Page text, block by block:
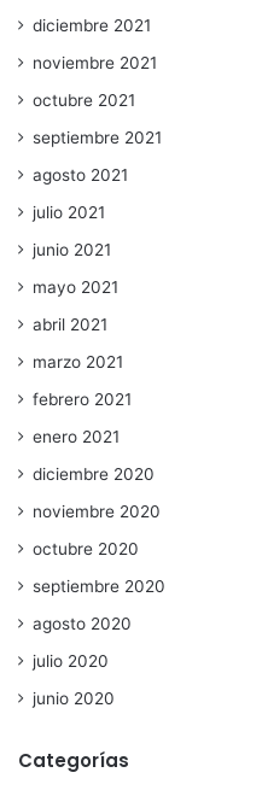
diciembre 2021
noviembre 2021
octubre 2021
septiembre 2021
agosto 2021
julio 2021
junio 2021
mayo 2021
abril 2021
marzo 2021
febrero 2021
enero 2021
diciembre 2020
noviembre 2020
octubre 2020
septiembre 2020
agosto 2020
julio 2020
junio 2020
Categorías